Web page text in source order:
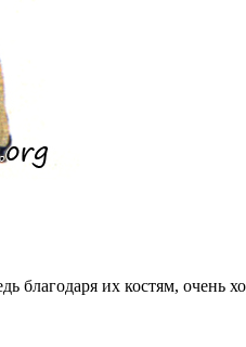
благодаря их костям,